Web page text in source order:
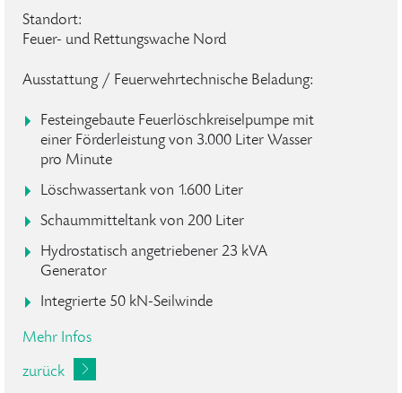
Standort:
Feuer- und Rettungswache Nord
Ausstattung / Feuerwehrtechnische Beladung:
Festeingebaute Feuerlöschkreiselpumpe mit
einer Förderleistung von 3.000 Liter Wasser
pro Minute
Löschwassertank von 1.600 Liter
Schaummitteltank von 200 Liter
Hydrostatisch angetriebener 23 kVA
Generator
Integrierte 50 kN-Seilwinde
Mehr Infos
zurück